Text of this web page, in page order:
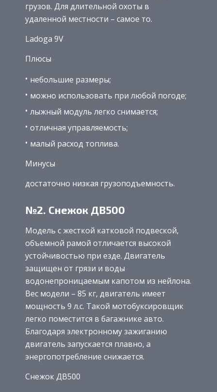
грузов. Для длительной охоты в
удаленной местности – самое то.
Ladoga 9V
Плюсы
небольшие размеры;
можно использовать при любой погоде;
лыжный модуль легко снимается;
отличная управляемость;
малый расход топлива.
Минусы
достаточно низкая грузоподъемность.
№2. Снежок ДВ500
Модель с жесткой катковой подвеской,
объемной рамой отличается высокой
устойчивостью при езде. Двигатель
защищен от грязи и воды
водонепроницаемым капотом из нейлона.
Вес модели – 85 кг, двигатель имеет
мощность 9 л.с. Такой мотобуксировщик
легко поместится в багажнике авто.
Благодаря электронному зажиганию
двигатель запускается плавно, а
энергопотребление снижается.
Снежок ДВ500